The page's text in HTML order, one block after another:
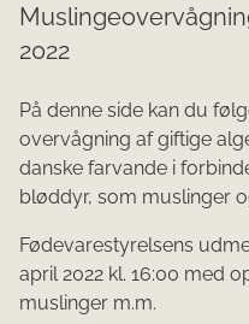
2022
På denne side kan du
overvågning af giftige
danske farvande i
bløddyr, som muslinger
Fødevarestyrelsens
april 2022 kl. 16​:00 med
muslinger m.m.